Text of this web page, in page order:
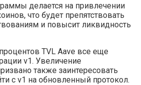
делается на привлечении
что будет препятствовать
и повысит ликвидность
TVL Aave все еще
v1. Увеличение
также заинтересовать
с v1 на обновленный протокол.